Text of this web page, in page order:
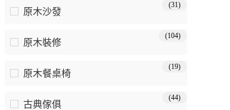
原木沙發
(31)
原木裝修
(104)
原木餐桌椅
(19)
古典傢俱
(44)